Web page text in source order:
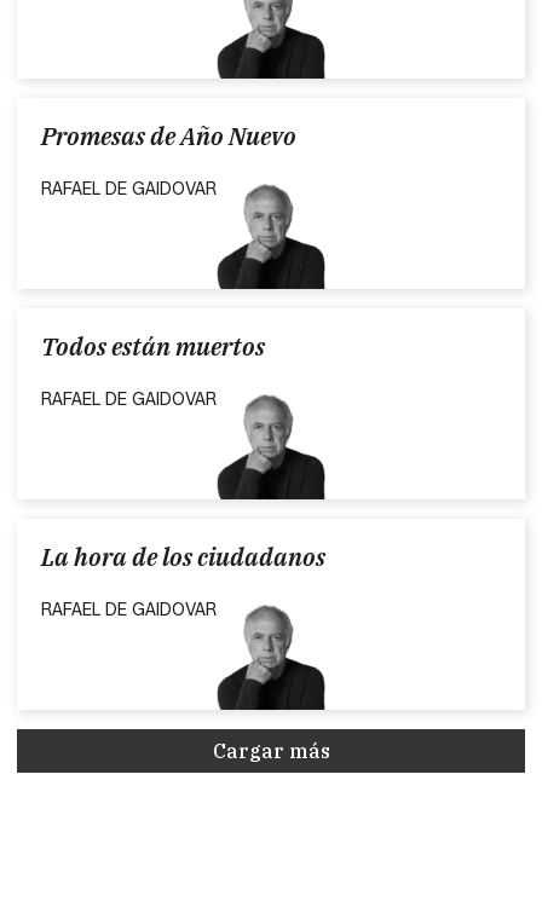
Promesas de Año Nuevo
RAFAEL DE GAIDOVAR
Todos están muertos
RAFAEL DE GAIDOVAR
La hora de los ciudadanos
RAFAEL DE GAIDOVAR
Cargar más